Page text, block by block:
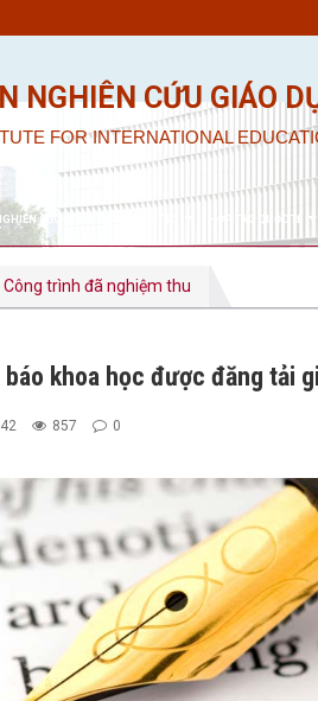
NGHIÊN CỨU GIÁO
FOR INTERNATIONAL
CỨU KHOA HỌC & ĐÀO TẠO HỢP TÁC QUỐC TẾ
Công trình đã nghiệm thu
báo khoa học được đăng tải
857 0